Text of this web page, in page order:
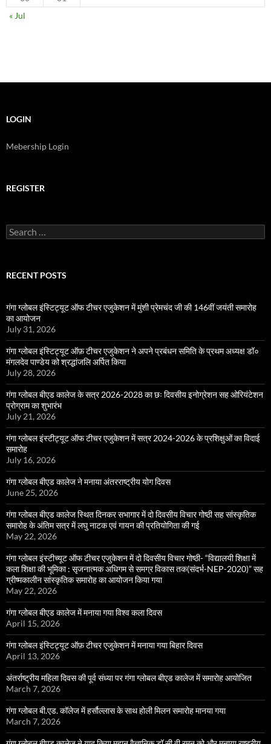
« Jul
LOGIN
Mebership Login
REGISTER
Search
for:
RECENT POSTS
गंगा ग्लोबल इंस्टिट्यूट ऑफ टीचर एजुकेशन में मुंशी प्रेमचंद जी की 146वीं जयंती समारोह
का आयोजन
July 31, 2026
गंगा ग्लोबल इंस्टिट्यूट ऑफ़ टीचर एजुकेशन ने अपने प्रबंधन समिति के प्रथम अध्यक्ष डॉ०
मंगलदेव पाण्डेय को श्रद्धांजलि अर्पित किया
July 28, 2026
गंगा ग्लोबल बीएड कालेज के सत्र 2026-2028 का छः दिवसीय इनोग्रेशन सह ओरियंटेशन
प्रोग्राम का शुभारंभ
July 21, 2026
गंगा ग्लोबल इंस्टीट्यूट ऑफ टीचर एजुकेशन में सत्र 2024-2026 के प्रशिक्षुओं का विदाई
समारोह
July 16, 2026
गंगा ग्लोबल बीएड कालेज ने मनाया अंतरराष्ट्रीय योग दिवस
June 25, 2026
गंगा ग्लोबल बीएड कालेज स्थित दिनकर सभागार में दो दिवसीय विचार गोष्ठी सह सांस्कृतिक
समारोह के अंतिम सत्र में लघु नाटक एवं गायन की प्रतियोगिता की गई
May 22, 2026
गंगा ग्लोबल इंस्टीच्यूट ऑफ टीचर एजुकेशन में दो दिवसीय विचार गोष्ठी- “विद्यालयी शिक्षा में
कला शिक्षा की भूमिका : सृजनात्मक अधिगम से समग्र विकास तक(संदर्भ-NEP-2020)” सह
ग्रीष्मकालीन सांस्कृतिक समारोह का आयोजन किया गया
May 22, 2026
गंगा ग्लोबल बीएड कालेज में मनाया गया विश्व कला दिवस
April 15, 2026
गंगा ग्लोबल इंस्टिट्यूट ऑफ़ टीचर एजुकेशन में मनाया गया बिहार दिवस
April 13, 2026
अंतर्राष्ट्रीय महिला दिवस की पूर्व संध्या पर गंगा ग्लोबल बीएड कालेज में समारोह आयोजित
March 7, 2026
गंगा ग्लोबल बी.एड. कॉलेज में हर्सौल्लास के साथ होली मिलन समारोह मानया गया
March 7, 2026